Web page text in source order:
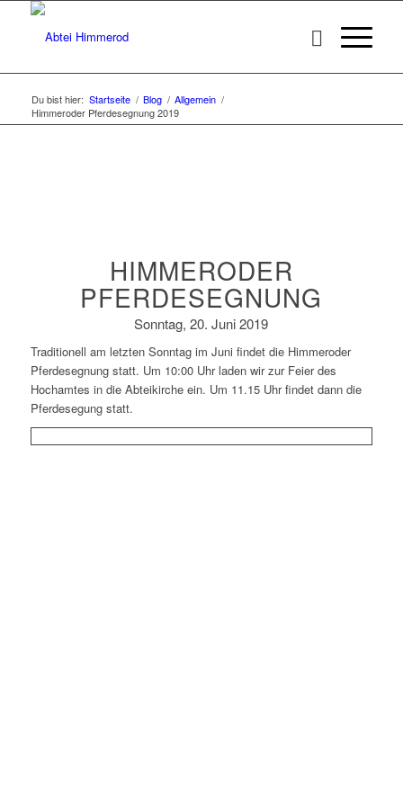
Du bist hier: Startseite / Blog / Allgemein /
Himmeroder Pferdesegnung 2019
HIMMERODER
PFERDESEGNUNG
Sonntag, 20. Juni 2019
Traditionell am letzten Sonntag im Juni findet die Himmeroder
Pferdesegnung statt. Um 10:00 Uhr laden wir zur Feier des
Hochamtes in die Abteikirche ein. Um 11.15 Uhr findet dann die
Pferdesegung statt.